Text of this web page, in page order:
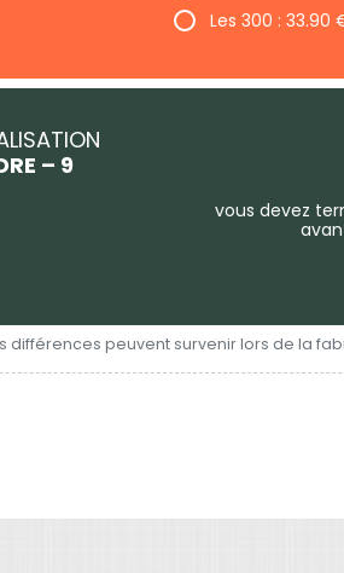
Les 300 : 33.90
– 9
vous devez
peuvent survenir lors de la